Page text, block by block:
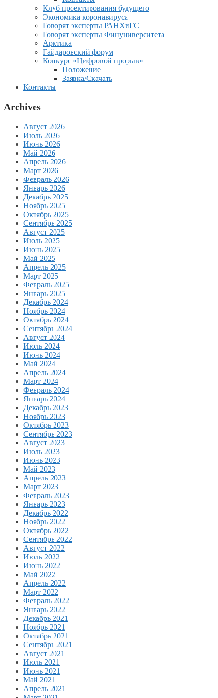
Клуб проектирования будущего
Экономика коронавируса
Говорят эксперты РАНХиГС
Говорят эксперты Финуниверситета
Арктика
Гайдаровский форум
Конкурс «Цифровой прорыв»
Положение
Заявка/Скачать
Контакты
Archives
Август 2026
Июль 2026
Июнь 2026
Май 2026
Апрель 2026
Март 2026
Февраль 2026
Январь 2026
Декабрь 2025
Ноябрь 2025
Октябрь 2025
Сентябрь 2025
Август 2025
Июль 2025
Июнь 2025
Май 2025
Апрель 2025
Март 2025
Февраль 2025
Январь 2025
Декабрь 2024
Ноябрь 2024
Октябрь 2024
Сентябрь 2024
Август 2024
Июль 2024
Июнь 2024
Май 2024
Апрель 2024
Март 2024
Февраль 2024
Январь 2024
Декабрь 2023
Ноябрь 2023
Октябрь 2023
Сентябрь 2023
Август 2023
Июль 2023
Июнь 2023
Май 2023
Апрель 2023
Март 2023
Февраль 2023
Январь 2023
Декабрь 2022
Ноябрь 2022
Октябрь 2022
Сентябрь 2022
Август 2022
Июль 2022
Июнь 2022
Май 2022
Апрель 2022
Март 2022
Февраль 2022
Январь 2022
Декабрь 2021
Ноябрь 2021
Октябрь 2021
Сентябрь 2021
Август 2021
Июль 2021
Июнь 2021
Май 2021
Апрель 2021